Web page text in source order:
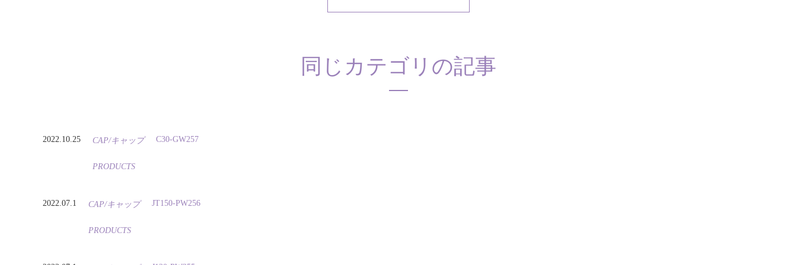
同じカテゴリの記事
2022.10.25 CAP/キャップ
PRODUCTS
C30-GW257
2022.07.1 CAP/キャップ
PRODUCTS
JT150-PW256